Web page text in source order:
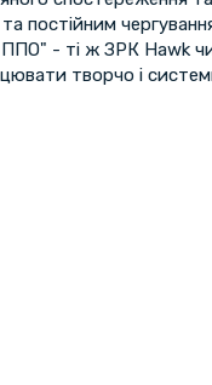
постійним
- ті ж ЗРК Hawk чи
творчо і